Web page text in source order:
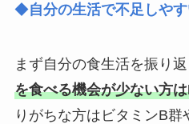
◆自分の生活で不足しや
まず自分の食生活を振り
を食べる機会が少ない方
りがちな方はビタミンB群